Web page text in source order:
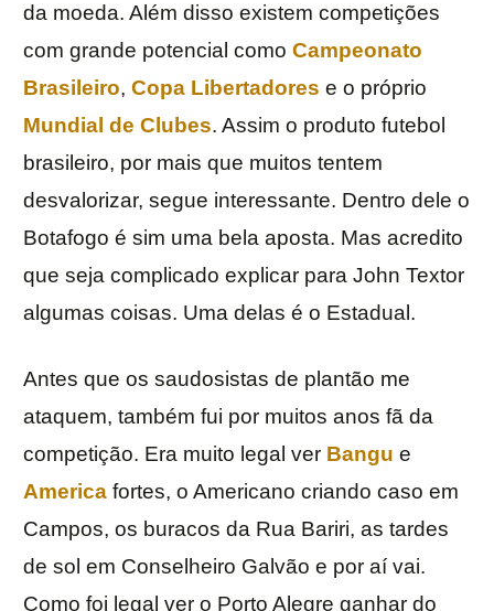
da moeda. Além disso existem competições
com grande potencial como Campeonato
Brasileiro, Copa Libertadores e o próprio
Mundial de Clubes. Assim o produto futebol
brasileiro, por mais que muitos tentem
desvalorizar, segue interessante. Dentro dele o
Botafogo é sim uma bela aposta. Mas acredito
que seja complicado explicar para John Textor
algumas coisas. Uma delas é o Estadual.
Antes que os saudosistas de plantão me
ataquem, também fui por muitos anos fã da
competição. Era muito legal ver Bangu e
America fortes, o Americano criando caso em
Campos, os buracos da Rua Bariri, as tardes
de sol em Conselheiro Galvão e por aí vai.
Como foi legal ver o Porto Alegre ganhar do